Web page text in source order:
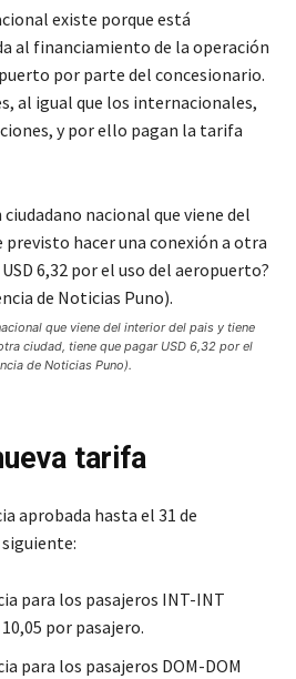
existe porque está
al financiamiento de la operación
por parte del concesionario.
al igual que los internacionales,
y por ello pagan la tarifa
que viene del interior del pais y tiene
ciudad, tiene que pagar USD 6,32 por el
de Noticias Puno).
tarifa
aprobada hasta el 31 de
para los pasajeros INT-INT
por pasajero.
para los pasajeros DOM-DOM